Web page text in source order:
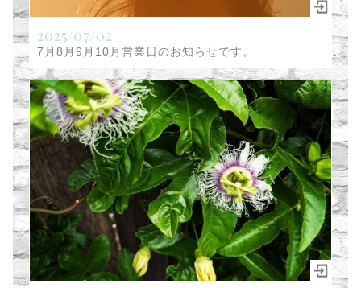
2025/07/02
7月8月9月10月営業日のお知らせです。